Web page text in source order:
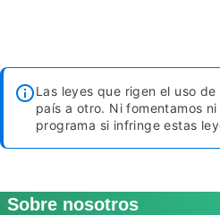
Las leyes que rigen el uso
país a otro. Ni fomentamos
programa si infringe estas
Sobre nosotros